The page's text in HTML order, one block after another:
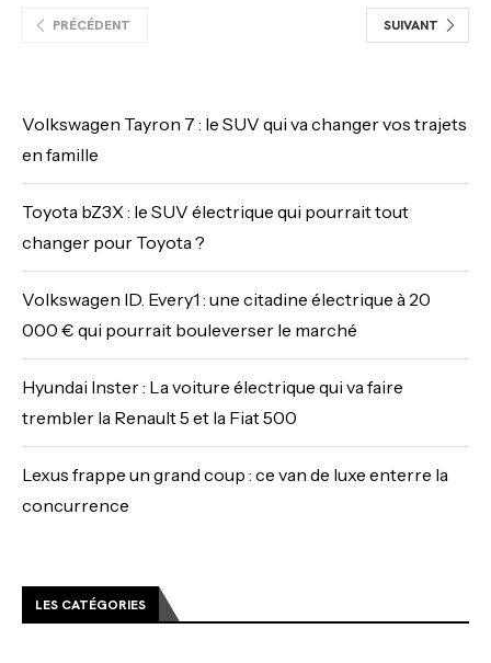
PRÉCÉDENT SUIVANT
Volkswagen Tayron 7 : le SUV qui va changer vos trajets
en famille
Toyota bZ3X : le SUV électrique qui pourrait tout
changer pour Toyota ?
Volkswagen ID. Every1 : une citadine électrique à 20
000 € qui pourrait bouleverser le marché
Hyundai Inster : La voiture électrique qui va faire
trembler la Renault 5 et la Fiat 500
Lexus frappe un grand coup : ce van de luxe enterre la
concurrence
LES CATÉGORIES